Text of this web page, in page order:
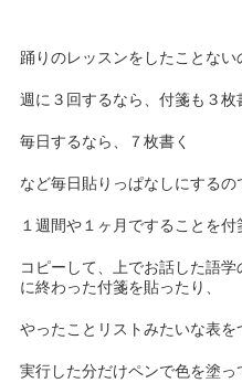
踊りのレッスンをしたことな
週に３回するなら、付箋も３枚
毎日するなら、７枚書く
など毎日貼りっぱなしにするの
１週間や１ヶ月ですることを付
コピーして、上でお話した語
に終わった付箋を貼ったり、
やったことリストみたいな表を
実行した分だけペンで色を塗